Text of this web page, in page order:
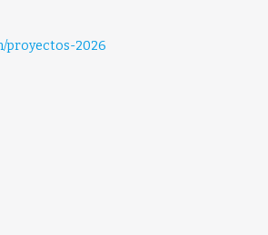
proyectos-2026